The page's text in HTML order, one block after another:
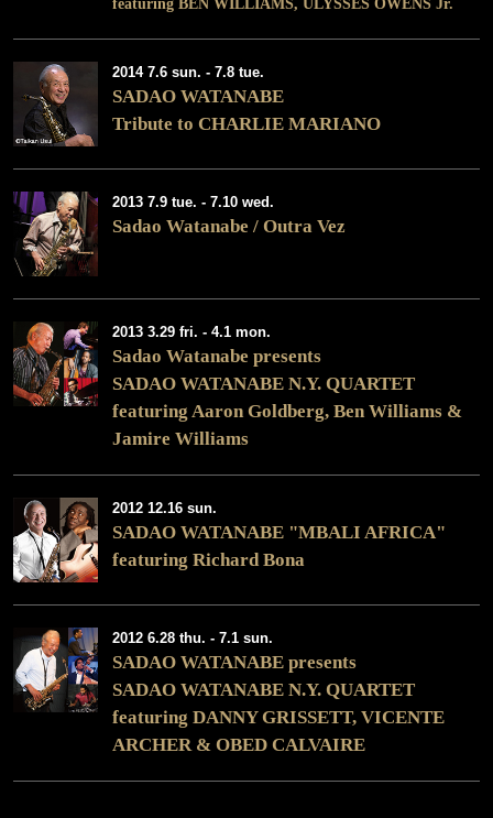
featuring BEN WILLIAMS, ULYSSES OWENS Jr.
2014 7.6 sun. - 7.8 tue.
SADAO WATANABE
Tribute to CHARLIE MARIANO
2013 7.9 tue. - 7.10 wed.
Sadao Watanabe / Outra Vez
2013 3.29 fri. - 4.1 mon.
Sadao Watanabe presents
SADAO WATANABE N.Y. QUARTET
featuring Aaron Goldberg, Ben Williams &
Jamire Williams
2012 12.16 sun.
SADAO WATANABE "MBALI AFRICA"
featuring Richard Bona
2012 6.28 thu. - 7.1 sun.
SADAO WATANABE presents
SADAO WATANABE N.Y. QUARTET
featuring DANNY GRISSETT, VICENTE
ARCHER & OBED CALVAIRE